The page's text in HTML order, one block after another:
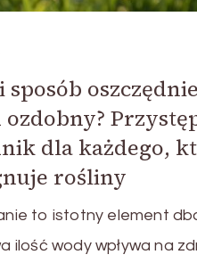
sposób
dla każdego,
rośliny
to istotny element
ilość wody wpływa na